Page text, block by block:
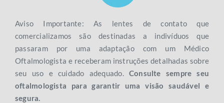
Aviso Importante: As lentes de contato que
comercializamos são destinadas a indivíduos que
passaram por uma adaptação com um Médico
Oftalmologista e receberam instruções detalhadas sobre
seu uso e cuidado adequado. Consulte sempre seu
oftalmologista para garantir uma visão saudável e
segura.